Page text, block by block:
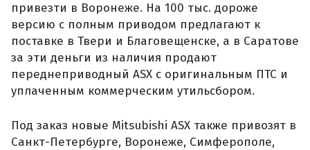
привезти в Воронеже. На 100 тыс. дороже
версию с полным приводом предлагают к
поставке в Твери и Благовещенске, а в Саратове
за эти деньги из наличия продают
переднеприводный ASX с оригинальным ПТС и
уплаченным коммерческим утильсбором.
Под заказ новые Mitsubishi ASX также привозят в
Санкт-Петербурге, Воронеже, Симферополе,